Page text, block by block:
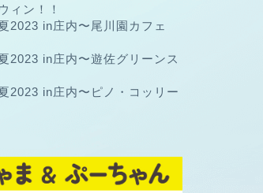
ィン！！
2023 in庄内〜尾川園カフェ
2023 in庄内〜遊佐グリーンス
2023 in庄内〜ピノ・コッリー